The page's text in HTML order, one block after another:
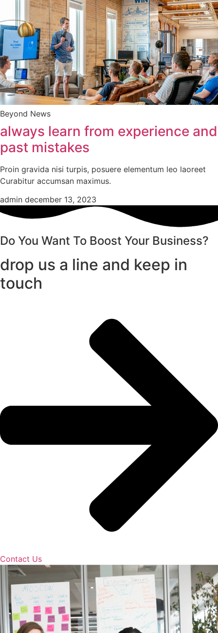
Beyond News
always learn from experience and
past mistakes
Proin gravida nisi turpis, posuere elementum leo laoreet
Curabitur accumsan maximus.
admin december 13, 2023
Do You Want To Boost Your Business?
drop us a line and keep in
touch
Contact Us